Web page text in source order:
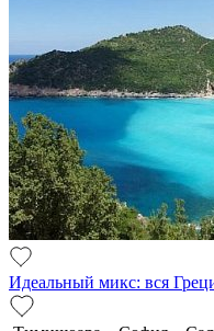
Идеальный микс: вся